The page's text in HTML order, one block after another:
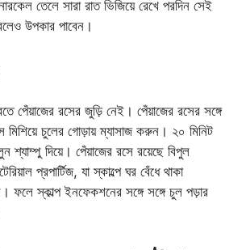
তেলে সারা রাত ভিজিয়ে রেখে পরদিন সেই
উপকার পাবেন।
পেঁয়াজের রসের জুড়ি নেই। পেঁয়াজের রসের সঙ্গে
চুলের গোড়ায় ম্যাসাজ করুন। ২০ মিনিট
শ্যাম্পু দিয়ে। পেঁয়াজের রসে রয়েছে বিপুল
প্রপার্টিজ, যা স্কাল্পে ঘর বেঁধে থাকা
ফলে স্কাল্প ইনফেকশনের সঙ্গে সঙ্গে চুল পড়ার